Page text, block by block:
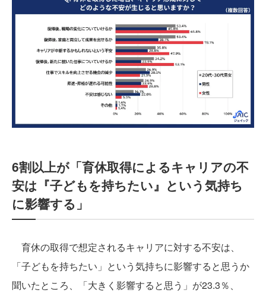
6割以上が「育休取得によるキャリアの不
安は『子どもを持ちたい』という気持ち
に影響する」
育休の取得で想定されるキャリアに対する不安は、
「子どもを持ちたい」という気持ちに影響すると思うか
聞いたところ、「大きく影響すると思う」が23.3％、